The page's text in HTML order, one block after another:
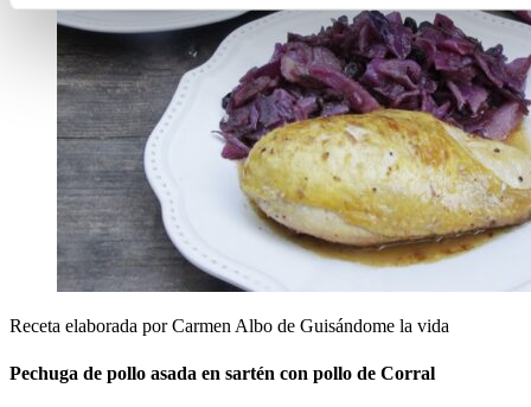
Receta elaborada por Carmen Albo de Guisándome la vida
Pechuga de pollo asada en sartén con pollo de Corral